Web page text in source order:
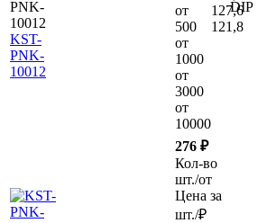
KST-
PNK-
10012
от
500
от
1000
от
3000
от
10000
127,6
121,8
DIP
276 ₽
Кол-во
шт./от
Цена за
шт./₽